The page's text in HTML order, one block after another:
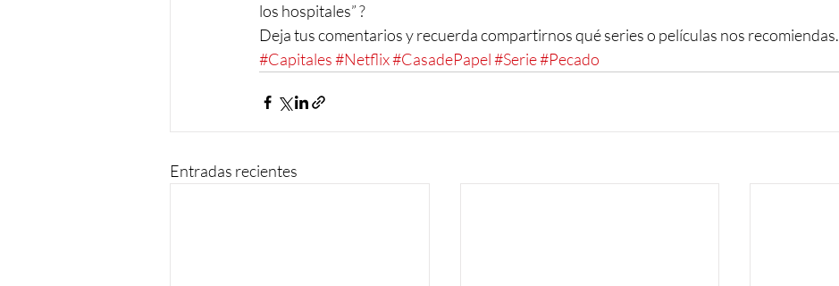
los hospitales” ?
Deja tus comentarios y recuerda compartirnos qué series o películas nos recomiendas.
#Capitales#Netflix#CasadePapel#Serie#Pecado
Entradas recientes